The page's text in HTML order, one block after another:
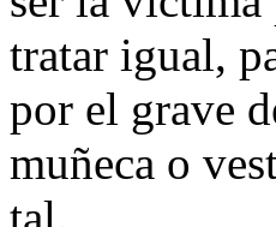
tratar igual,
por el grave
muñeca o